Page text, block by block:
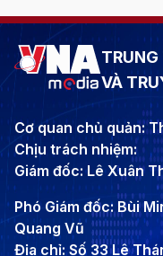
TRUNG
VÀ
Cơ quan chủ quản:
Chịu trách nhiệm:
Giám đốc: Lê Xuân
Phó Giám đốc: Bùi
Quang Vũ
Địa chỉ: Số 33 Lê